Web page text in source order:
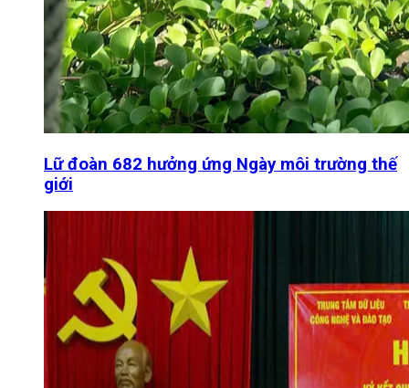
Lữ đoàn 682 hưởng ứng Ngày môi trường thế
giới